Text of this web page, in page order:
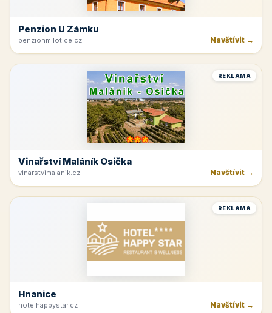
Penzion U Zámku
penzionmilotice.cz Navštívit →
REKLAMA
Vinařství Maláník Osička
vinarstvimalanik.cz Navštívit →
REKLAMA
Hnanice
hotelhappystar.cz Navštívit →